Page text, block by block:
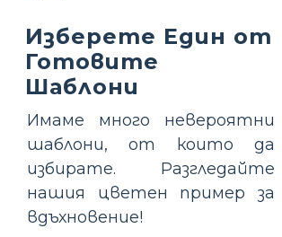
Изберете Един от
Готовите
Шаблони
Имаме много невероятни
шаблони, от които да
избирате. Разгледайте
нашия цветен пример за
вдъхновение!